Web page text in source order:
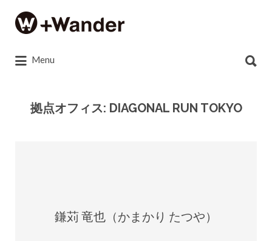
Search
for:
Menu
for:
拠点オフィス: DIAGONAL RUN TOKYO
鎌苅 竜也（かまかり たつや）